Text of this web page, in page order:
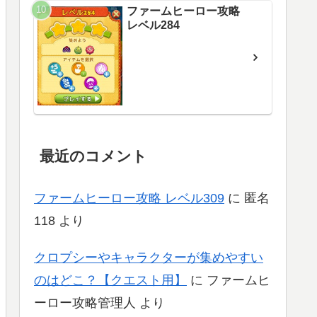
ファームヒーロー攻略
レベル284
最近のコメント
ファームヒーロー攻略 レベル309 に 匿名
118 より
クロプシーやキャラクターが集めやすい
のはどこ？【クエスト用】
に ファームヒ
ーロー攻略管理人 より